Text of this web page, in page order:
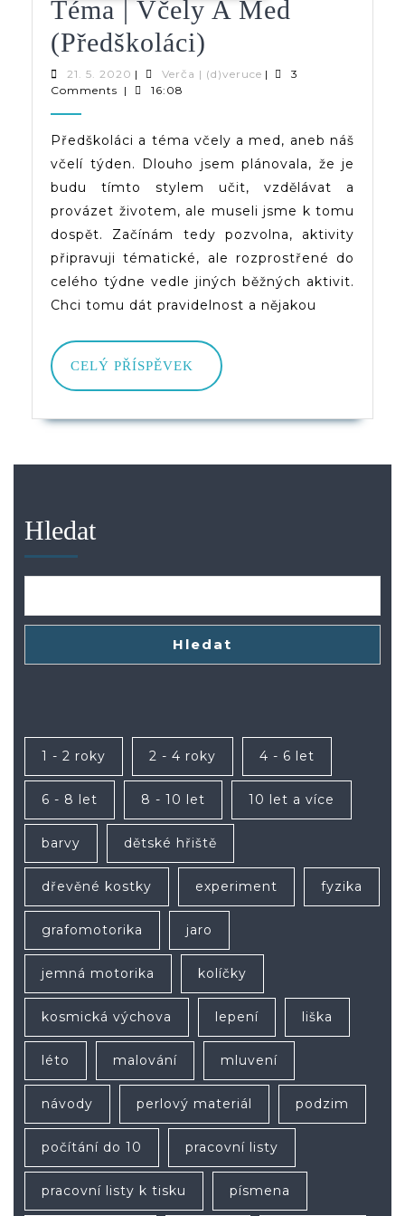
Téma | Včely A Med
(předškoláci)
|
A
Med
(předškoláci)
21. 5. 2020 21.
5.
| Verča | (d)veruceVerča
|
3
Comments | 16:08
Předškoláci a téma včely a med, aneb náš
včelí týden. Dlouho jsem plánovala, že je
budu tímto stylem učit, vzdělávat a
provázet životem, ale museli jsme k tomu
dospět. Začínám tedy pozvolna, aktivity
připravuji tématické, ale rozprostřené do
celého týdne vedle jiných běžných aktivit.
Chci tomu dát pravidelnost a nějakou
CELÝ PŘÍSPĚVEK
CELÝ
PŘÍSPĚVEK
Hledat
Hledat
1 - 2 roky 2 - 4 roky 4 - 6 let
6 - 8 let 8 - 10 let 10 let a více
barvy dětské hřiště
dřevěné kostky experiment fyzika
grafomotorika jaro
jemná motorika kolíčky
kosmická výchova lepení liška
léto malování mluvení
návody perlový materiál podzim
počítání do 10 pracovní listy
pracovní listy k tisku písmena